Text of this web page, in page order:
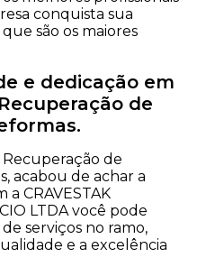
conquista sua
são os maiores
e dedicação em
de
de
acabou de achar a
a CRAVESTAK
LTDA você pode
serviços no ramo,
e a excelência